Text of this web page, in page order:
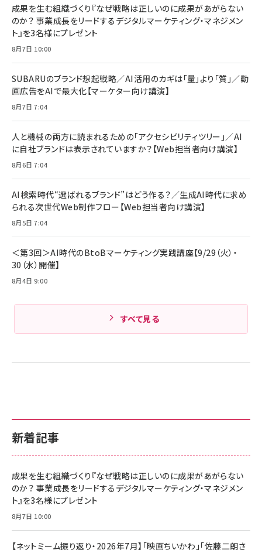
￥1,100
anan(アンアン)2026/07/08号 No.2502[2026
￥880
ママ投資家が育休中に１億貯めた株式投資
組織の成果を最大化する ルールのデザイン
￥1,980
Amazonランキングをもっと見る
すい ガイド枠付き いPhone17 (6.3インチ) 対応
2枚セット DSP25F1698
￥1,599
￥6,980
全ワイヤレスイヤホン/アクティブノイズキャンセリ
技術基準適合】ブラック
￥5,990
ケーブル Anker絡まないケーブル 240W 結束バン
ド付き USB PD対応 シリコン素材採用 iPhone
17 / 16 / 15 / Galaxy iPad Pro MacBook
Pro/Air 各種対応 (1.8m ミッドナイトブラック)
￥1,890
￥5,000
Anker PowerLine III Flow USB-C & USB-C
Pro/Air 各種対応 (1.8m ミッドナイトブラック)
￥1,890
サッポロ 生ビール 黒ラベル 350ml 缶 24本 ビー
ル ケース買い【6/30応募〆切! 黒ラベルビヤセラー
￥4,857
新着記事
成果を生む組織づくり『なぜ戦略は正しいのに成果があがらない
のか？ 事業成長をリードするデジタルマーケティング・マネジメン
ト』を3名様にプレゼント
8月7日 10:00
【ネットミーム振り返り・2026年7月】「映画ちいかわ」「佐藤二朗さ
成果を生む組織づくり『なぜ戦略は正しいのに成果があがらない
のか？ 事業成長をリードするデジタルマーケティング・マネジメン
ト』を3名様にプレゼント
8月7日 10:00
SUBARUのブランド想起戦略／AI活用のカギは「量」より「質」／動
画広告をAIで最大化【マーケター向け講演】
8月7日 7:04
人と機械の両方に読まれるための「アクセシビリティツリー」／AI
に自社ブランドは表示されていますか？【Web担当者向け講演】
8月6日 7:04
AI検索時代“選ばれるブランド”はどう作る？／生成AI時代に求め
られる次世代Web制作フロー【Web担当者向け講演】
8月5日 7:04
＜第3回＞AI時代のBtoBマーケティング実践講座【9/29（火）・
30（水）開催】
8月4日 9:00
すべて見る